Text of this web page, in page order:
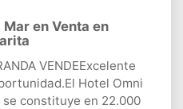
en Venta en
VENDEExcelente
Hotel Omni
constituye en 22.000